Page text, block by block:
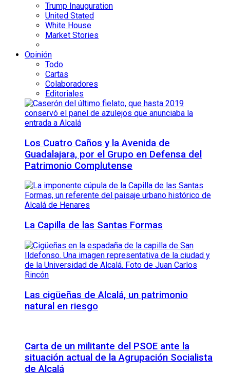
Trump Inauguration
United Stated
White House
Market Stories
Opinión
Todo
Cartas
Colaboradores
Editoriales
Los Cuatro Caños y la Avenida de
Guadalajara, por el Grupo en Defensa del
Patrimonio Complutense
La Capilla de las Santas Formas
Las cigüeñas de Alcalá, un patrimonio
natural en riesgo
Carta de un militante del PSOE ante la
situación actual de la Agrupación Socialista
de Alcalá